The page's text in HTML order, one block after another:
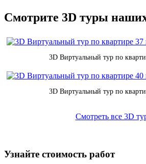
Смотрите 3D туры
3D Виртуальный тур по
3D Виртуальный тур по
Смотреть все 3D
Узнайте стоимость работ